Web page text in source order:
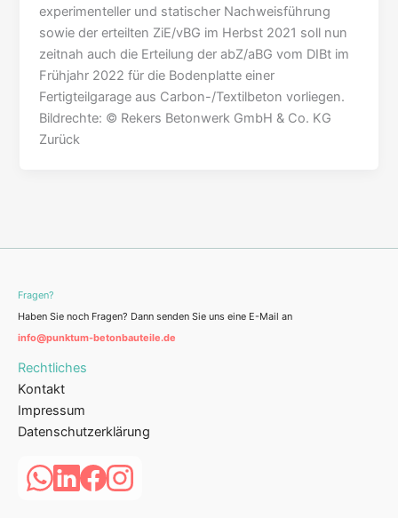
experimenteller und statischer Nachweisführung
sowie der erteilten ZiE/vBG im Herbst 2021 soll nun
zeitnah auch die Erteilung der abZ/aBG vom DIBt im
Frühjahr 2022 für die Bodenplatte einer
Fertigteilgarage aus Carbon-/Textilbeton vorliegen.
Bildrechte: © Rekers Betonwerk GmbH & Co. KG
Zurück
Fragen?
Haben Sie noch Fragen? Dann senden Sie uns eine E-Mail an
info@punktum-betonbauteile.de
Rechtliches
Kontakt
Impressum
Datenschutzerklärung